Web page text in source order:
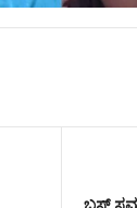
ಬಸ್